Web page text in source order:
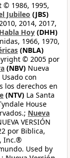
© 1986, 1995,
Jubileo (JBS)
2014, 2017,
Hoy (DHH)
1966, 1970,
(NBLA)
© 2005 por
(NBV) Nueva
con
los derechos en
(NTV) La Santa
House
Nueva
VERSIÓN
por Biblica,
Inc.®
Used by